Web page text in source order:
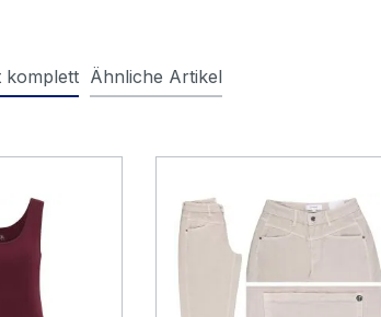
komplett Ähnliche Artikel